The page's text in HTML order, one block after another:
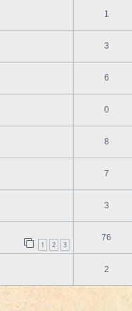
1
3
6
0
8
7
3
1 2 3
76
2